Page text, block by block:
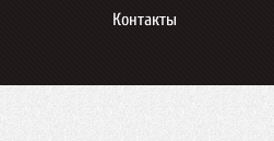
Контакты